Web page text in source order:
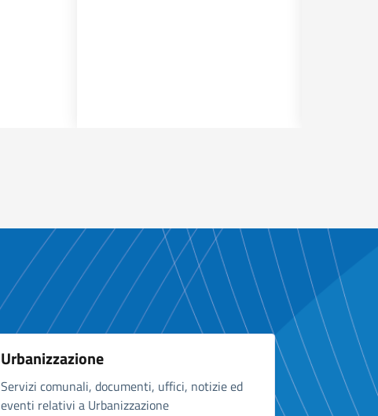
Urbanizzazione
Servizi comunali, documenti, uffici, notizie ed
eventi relativi a Urbanizzazione